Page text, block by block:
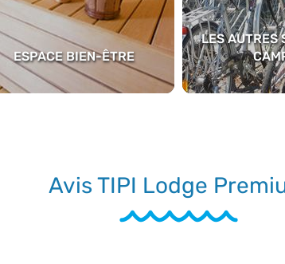
ESPACE BIEN-ÊTRE
LES AUTRES
Avis TIPI Lodge